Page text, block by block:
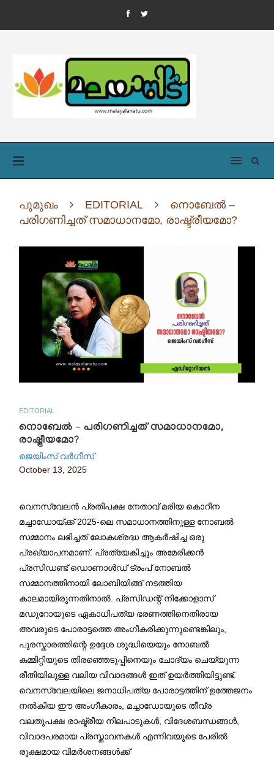
പൂമുഖം EDITORIAL
നൊബേൽ –
പരിഗണിച്ചത് സമാധാനമോ, രാഷ്ട്രീയമോ?
EDITORIAL
നൊബേൽ – പരിഗണിച്ചത് സമാധാനമോ,
രാഷ്ട്രീയമോ?
ജെയിംസ് വർഗീസ്
October 13, 2025
വെനസ്വേലൻ പ്രതിപക്ഷ നേതാവ് മരിയ കൊറീന
മച്ചാഡോയ്ക്ക് 2025-ലെ സമാധാനത്തിനുള്ള നോബൽ
സമ്മാനം ലഭിച്ചത് ലോകശ്രദ്ധ ആകർഷിച്ച ഒരു
പ്രഖ്യാപനമാണ്. പ്രത്യേകിച്ചും അമേരിക്കൻ
പ്രസിഡണ്ട് ഡൊണാൾഡ് ട്രംപ് നോബൽ
സമ്മാനത്തിനായി ലോബിയിങ്ങ് നടത്തിയ
കാലമായിരുന്നതിനാൽ. പ്രസിഡന്റ് നിക്കോളാസ്
മഡുറോയുടെ ഏകാധിപത്യ ഭരണത്തിനെതിരായ
അവരുടെ പോരാട്ടത്തെ അംഗീകരിക്കുന്നുണ്ടെങ്കിലും,
പുരസ്കാരത്തിന്റെ ഉദ്ദേശ ശുദ്ധിയെയും നോബൽ
കമ്മിറ്റിയുടെ തിരഞ്ഞെടുപ്പിനെയും ചോദ്യം ചെയ്യുന്ന
രീതിയിലുള്ള വലിയ വിവാദങ്ങൾ ഇത് ഉയർത്തിയിട്ടുണ്ട്.
വെനസ്വേലയിലെ ജനാധിപത്യ പോരാട്ടത്തിന് ഉത്തേജനം
നൽകിയ ഈ അംഗീകാരം, മച്ചാഡോയുടെ തീവ്ര
വലതുപക്ഷ രാഷ്ട്രീയ നിലപാടുകൾ, വിദേശബന്ധങ്ങൾ,
വിവാദപരമായ പ്രസ്താവനകൾ എന്നിവയുടെ പേരിൽ
രൂക്ഷമായ വിമർശനങ്ങൾക്ക്